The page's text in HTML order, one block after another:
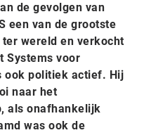
de gevolgen van
een van de grootste
wereld en verkocht
Systems voor
ook politiek actief. Hij
naar het
als onafhankelijk
was ook de